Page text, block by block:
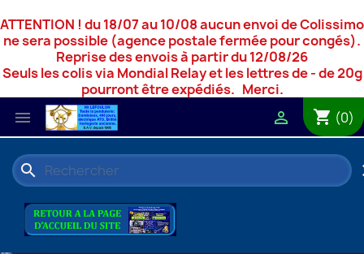
ATTENTION ! du 18/07 au 10/08 aucun envoi de Colissimo
ne sera possible (agence postale fermée pour congés).
Reprise des envois à partir du 12/08/26
Seuls les colis via Mondial Relay et les lettres de - de 20g
pourront être expédiés. Merci.
 shopping_cart (0)

search